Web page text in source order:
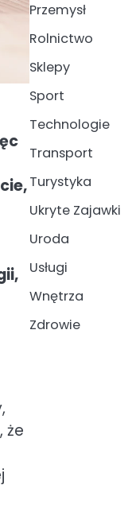
że
Przemysł
Rolnictwo
Sklepy
Sport
Technologie
Transport
Turystyka
Ukryte Zajawki
Uroda
Usługi
Wnętrza
Zdrowie